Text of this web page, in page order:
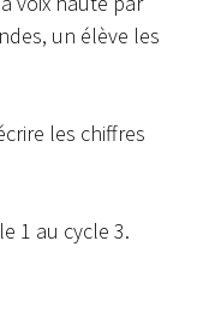
un élève les
les chiffres
1 au cycle 3.